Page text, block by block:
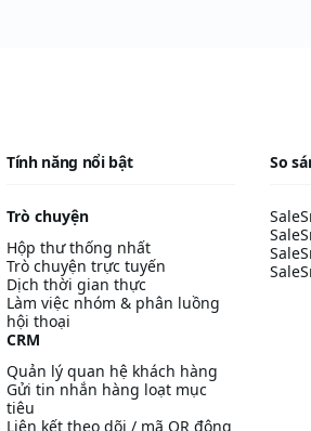
Tính năng nổi bật
Trò chuyện
Hộp thư thống nhất
Trò chuyện trực tuyến
Dịch thời gian thực
Làm việc nhóm & phân luồng
hội thoại
CRM
Quản lý quan hệ khách hàng
Gửi tin nhắn hàng loạt mục
tiêu
Liên kết theo dõi / mã QR động
So